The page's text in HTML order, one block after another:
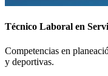
Técnico Laboral en
Competencias en
y deportivas.